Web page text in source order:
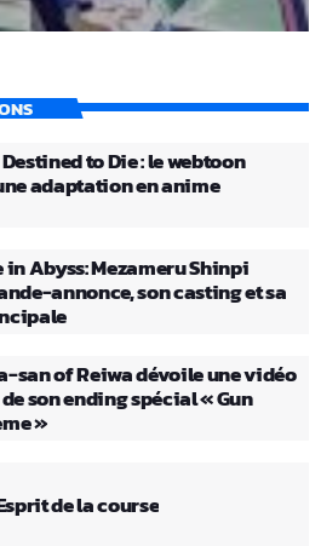
to Die : le webtoon
adaptation en anime
in Abyss: Mezameru Shinpi
annonce, son casting et sa
san of Reiwa dévoile une vidéo
son ending spécial « Gun
»
de la course